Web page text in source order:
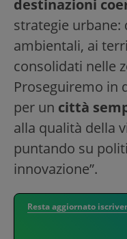
destinazioni
strategie urbane:
ambientali, ai
consolidati nelle
Proseguiremo in
per un città
alla qualità della
puntando su
innovazione”.
Resta aggiornato